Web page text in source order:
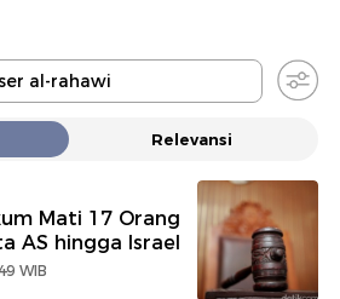
Relevansi
Mati 17 Orang
AS hingga Israel
WIB